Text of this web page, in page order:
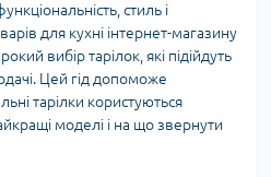
стиль і
для кухні інтернет-магазину
вибір тарілок, які підійдуть
Цей гід допоможе
тарілки користуються
моделі і на що звернути